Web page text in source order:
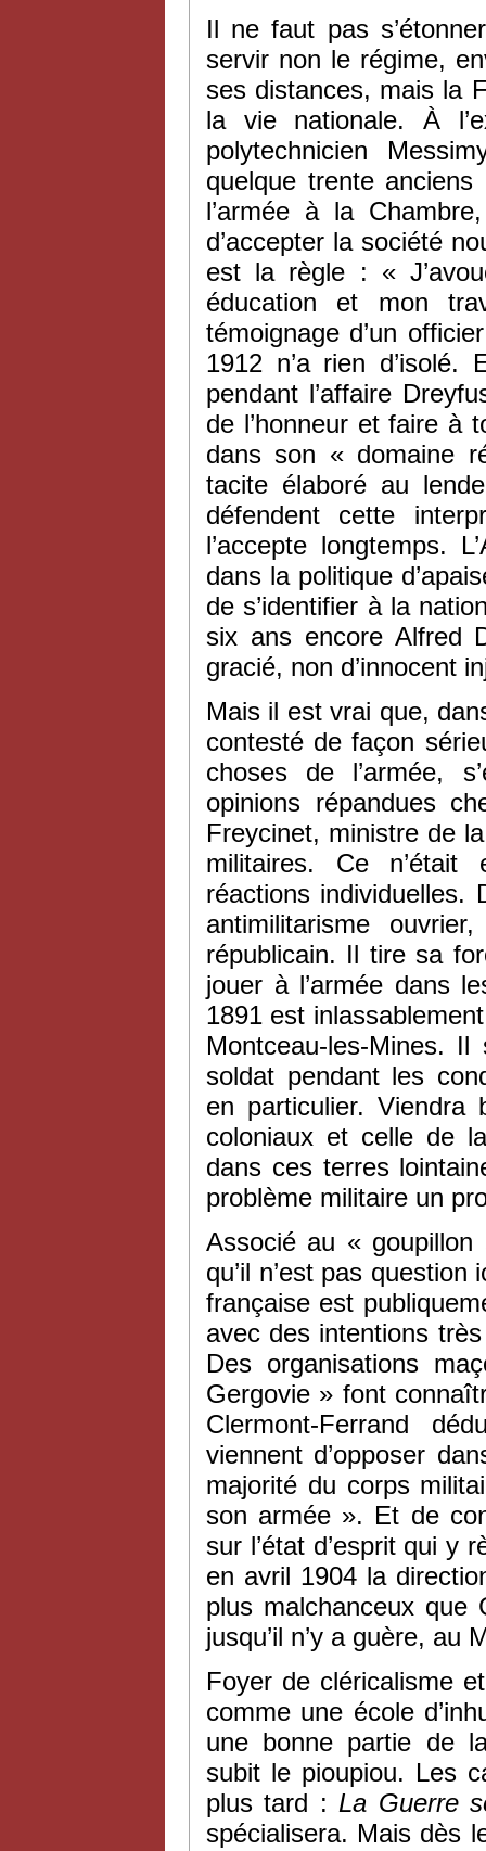
Il ne faut pas
servir non le régime,
ses distances, mais la
la vie nationale. À
polytechnicien
quelque trente
l’armée à la
d’accepter la société
est la règle : «
éducation et mon
témoignage d’un
1912 n’a rien
pendant l’affaire
de l’honneur et faire à
dans son « domaine
tacite élaboré au
défendent cette
l’accepte longtemps.
dans la politique
de s’identifier à la
six ans encore Alfred
gracié, non d’innocent
Mais il est vrai que,
contesté de façon
choses de l’armée,
opinions répandues
Freycinet, ministre de
militaires. Ce n’était
réactions individuelles.
antimilitarisme
républicain. Il tire sa
jouer à l’armée dans
1891 est
Montceau-les-Mines.
soldat pendant les
en particulier. Viendra
coloniaux et celle de
dans ces terres
problème militaire un
Associé au «
qu’il n’est pas question
française est
avec des intentions
Des organisations
Gergovie » font
Clermont-Ferrand
viennent d’opposer
majorité du corps
son armée ». Et de
sur l’état d’esprit qui y
en avril 1904 la
plus malchanceux que
jusqu’il n’y a guère, au
Foyer de cléricalisme
comme une école
une bonne partie de
subit le pioupiou. Les
plus tard : La Guerre
spécialisera. Mais dès